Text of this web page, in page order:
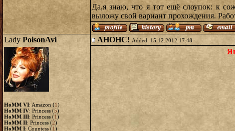
Да,я знаю, что я тот ещё слоупок: к
выложу свой вариант прохождения.
Lady PoisonAvi
HoMM VI: Amazon (1)
HoMM IV: Princess (5)
HoMM III: Princess (1)
HoMM II: Princess (2)
HoMM I: Countess (1)
АНОНС! Added: 15.12.2012 17:48